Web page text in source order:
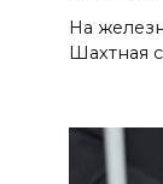
В
из-
На
Шахтная